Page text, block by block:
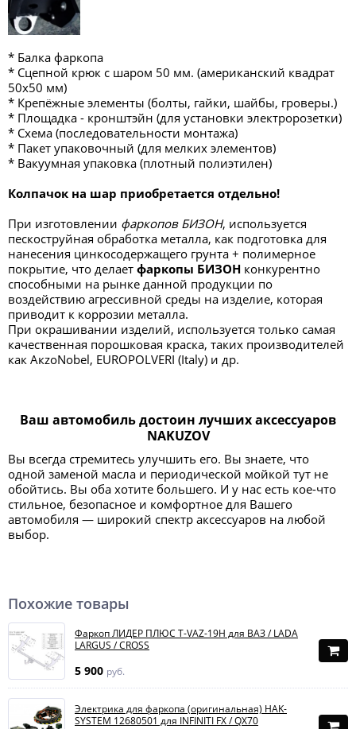
* Балка фаркопа
* Сцепной крюк с шаром 50 мм. (американский квадрат
50х50 мм)
* Крепёжные элементы (болты, гайки, шайбы, гроверы.)
* Площадка - кронштэйн (для установки электророзетки)
* Схема (последовательности монтажа)
* Пакет упаковочный (для мелких элементов)
* Вакуумная упаковка (плотный полиэтилен)
Колпачок на шар приобретается отдельно!
При изготовлении фаркопов БИЗОН, используется
пескоструйная обработка металла, как подготовка для
нанесения цинкосодержащего грунта + полимерное
покрытие, что делает фаркопы БИЗОН конкурентно
способными на рынке данной продукции по
воздействию агрессивной среды на изделие, которая
приводит к коррозии металла.
При окрашивании изделий, используется только самая
качественная порошковая краска, таких производителей
как AкzоNоbel, ЕUROPOLVERI (Italy) и др.
Ваш автомобиль достоин лучших аксессуаров
NAKUZOV
Вы всегда стремитесь улучшить его. Вы знаете, что
одной заменой масла и периодической мойкой тут не
обойтись. Вы оба хотите большего. И у нас есть кое-что
стильное, безопасное и комфортное для Вашего
автомобиля — широкий спектр аксессуаров на любой
выбор.
Похожие товары
Фаркоп ЛИДЕР ПЛЮС T-VAZ-19H для ВАЗ / LADA
LARGUS / CROSS
5 900 руб.
Электрика для фаркопа (оригинальная) HAK-
SYSTEM 12680501 для INFINITI FX / QX70